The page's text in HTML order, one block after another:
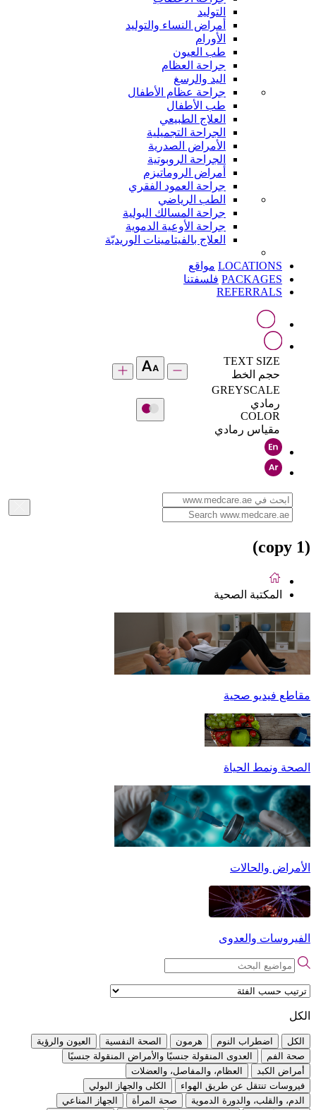
التوليد
أمراض النساء والتوليد
الأورام
طب العيون
جراحة العظام
اليد والرسغ
جراحة عظام الأطفال
طب الأطفال
العلاج الطبيعي
الجراحة التجميلية
الأمراض الصدرية
الجراحة الروبوتية
أمراض الروماتيزم
جراحة العمود الفقري
الطب الرياضي
جراحة المسالك البولية
جراحة الأوعية الدموية
العلاج بالفيتامينات الوريديّة
LOCATIONS مواقع
PACKAGES فلسفتنا
REFERRALS
TEXT SIZE
حجم الخط
GREYSCALE
رمادي
COLOR
مقياس رمادي
(copy 1)
المكتبة الصحية
مقاطع فيديو صحية
الصحة ونمط الحياة
الأمراض والحالات
الفيروسات والعدوى
الكل
الكل اضطراب النوم هرمون الصحة النفسية
العيون والرؤية
صحة الفم
العدوى المنقولة جنسيًا والأمراض المنقولة جنسيًا
أمراض الكبد
العظام، والمفاصل، والعضلات
فيروسات تنتقل عن طريق الهواء
الكلى والجهاز البولي
الدم، والقلب، والدورة الدموية
صحة المرأة
الجهاز المناعي